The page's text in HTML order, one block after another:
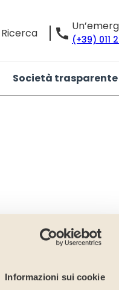
Informazioni sui cookie
Ricerca (+39) 011
Società trasparente